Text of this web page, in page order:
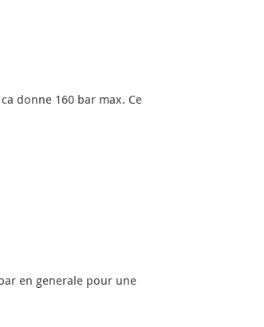
donne 160 bar max. Ce
en generale pour une